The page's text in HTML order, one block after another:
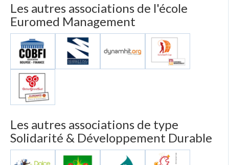
Les autres associations de l'école
Euromed Management
Les autres associations de type
Solidarité & Développement Durable